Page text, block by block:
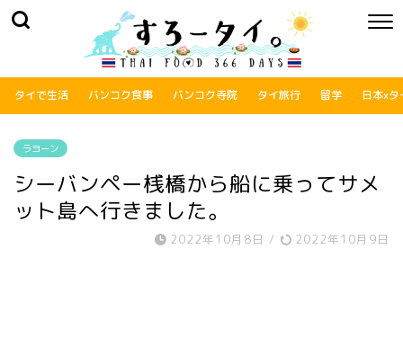
タイで生活 バンコク食事 バンコク寺院 タイ旅行 留学 日本xタ
ラヨーン
シーバンペー桟橋から船に乗ってサメ
ット島へ行きました。
2022年10月8日 / 2022年10月9日